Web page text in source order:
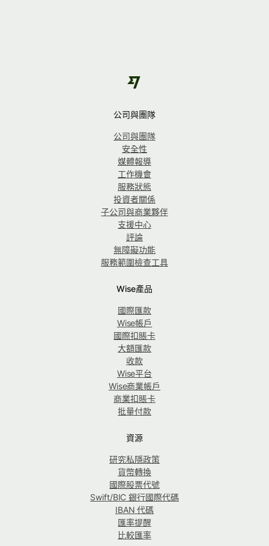
公司與團隊
公司與團隊
安全性
媒體報導
工作機會
服務狀態
投資者關係
子公司與商業夥伴
支援中心
評論
無障礙功能
服務範圍檢查工具
Wise產品
國際匯款
Wise帳戶
國際扣賬卡
大額匯款
收款
Wise平台
Wise商業帳戶
商業扣賬卡
批量付款
資源
研究私隱政策
貨幣轉換
國際股票代號
Swift/BIC 銀行國際代碼
IBAN 代碼
匯率提醒
比較匯率